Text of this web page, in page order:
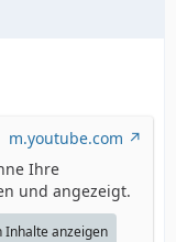
m.youtube.com
Ihre
und angezeigt.
Inhalte anzeigen